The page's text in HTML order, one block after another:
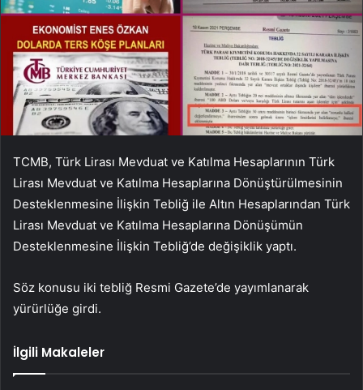
TCMB, Türk Lirası Mevduat ve Katılma Hesaplarının Türk
Lirası Mevduat ve Katılma Hesaplarına Dönüştürülmesinin
Desteklenmesine İlişkin Tebliğ ile Altın Hesaplarından Türk
Lirası Mevduat ve Katılma Hesaplarına Dönüşümün
Desteklenmesine İlişkin Tebliğ’de değişiklik yaptı.
Söz konusu iki tebliğ Resmi Gazete’de yayımlanarak
yürürlüğe girdi.
İlgili Makaleler